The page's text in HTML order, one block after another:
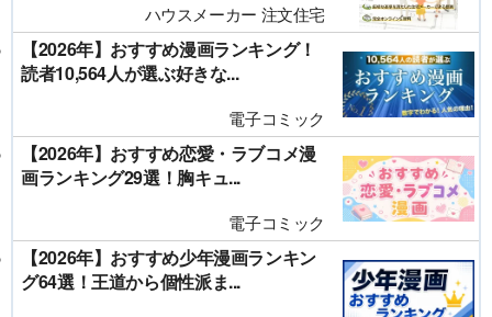
ハウスメーカー 注文住宅
【2026年】おすすめ漫画ランキング！
読者10,564人が選ぶ好きな...
電子コミック
【2026年】おすすめ恋愛・ラブコメ漫
画ランキング29選！胸キュ...
電子コミック
【2026年】おすすめ少年漫画ランキン
グ64選！王道から個性派ま...